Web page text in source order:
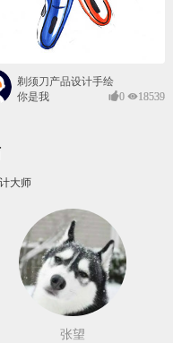
剃须刀产品设计手绘
你是我
0 18539
大师
张望